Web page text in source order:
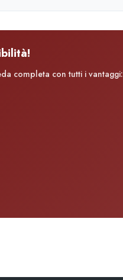
completa con tutti i vantaggi: